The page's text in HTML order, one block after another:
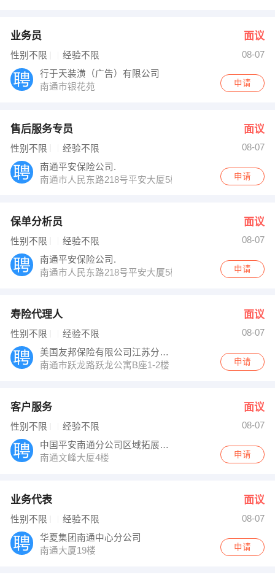
业务员 面议
性别不限 经验不限
08-07
行于天装潢（广告）有限公司
南通市银花苑
申请
售后服务专员 面议
性别不限 经验不限
08-07
南通平安保险公司.
南通市人民东路218号平安大厦5楼风华部
申请
保单分析员 面议
性别不限 经验不限
08-07
南通平安保险公司.
南通市人民东路218号平安大厦5楼风华部
申请
寿险代理人 面议
性别不限 经验不限
08-07
美国友邦保险有限公司江苏分公司南通营销服
南通市跃龙路跃龙公寓B座1-2楼
申请
客户服务 面议
性别不限 经验不限
08-07
中国平安南通分公司区域拓展部六课
南通文峰大厦4楼
申请
业务代表 面议
性别不限 经验不限
08-07
华夏集团南通中心分公司
南通大厦19楼
申请